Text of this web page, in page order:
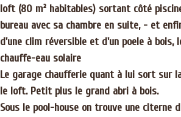
loft (80 m² habitables) sortant côté
bureau avec sa chambre en suite, - et
d'une clim réversible et d'un poele à
chauffe-eau solaire
Le garage chaufferie quant à lui sort sur
le loft. Petit plus le grand abri à bois.
Sous le pool-house on trouve une citerne